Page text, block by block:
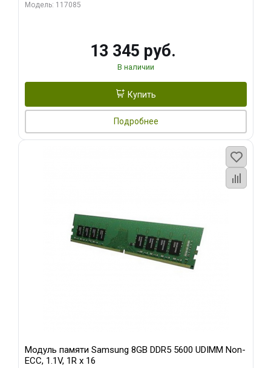
Модель: 117085
13 345 руб.
В наличии
Купить
Подробнее
Модуль памяти Samsung 8GB DDR5 5600 UDIMM Non-
ECC, 1.1V, 1R x 16